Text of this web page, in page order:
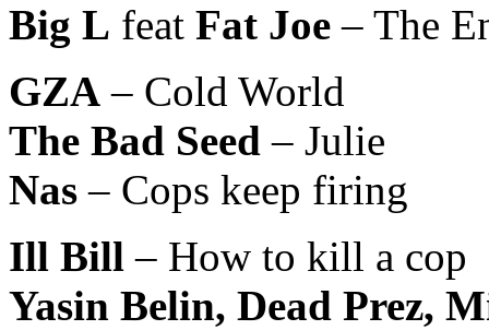
Big L feat Fat Joe – The
GZA – Cold World
The Bad Seed– Julie
Nas – Cops keep firing
Ill Bill – How to kill a cop
Yasin Belin, Dead Prez,